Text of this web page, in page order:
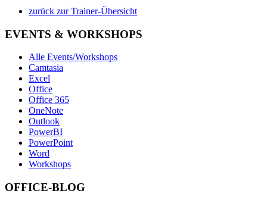
zurück zur Trainer-Übersicht
EVENTS & WORKSHOPS
Alle Events/Workshops
Camtasia
Excel
Office
Office 365
OneNote
Outlook
PowerBI
PowerPoint
Word
Workshops
OFFICE-BLOG